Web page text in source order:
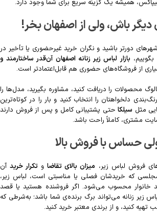
همیشه یک گزینه سریع برای شما وجود دارد.
باش، ولی از اصفهان بخر!
دورتر باشید و نگران خرید غیرحضوری یا تأخیر در
بازار لباس زیر زنانه اصفهان آن‌قدر ساختارمند و
از فروشگاه‌های حضوری هم قابل‌اعتمادتر است.
محصولات را دریافت کنید، مشاوره بگیرید، مدل‌ها را
دلخواهتان را انتخاب کنید و بار را در کوتاه‌ترین
مثل سیلکاحتی پشتیبانی کامل و پس از فروش دارند
مشتری، کاملاً راحت باشد.
حساس با فروش بالا
فروش لباس زیر، میزان بالای تقاضاو تکرار خریدآن
که خریدشان فصلی یا مناسبتی است، لباس زیر،
خانوار محسوب می‌شود. اگر فروشنده هستید یا قصد
زیر زنانه می‌تواند برگ برنده‌ی شما باشد؛ به‌شرطی که
کنید، و از برندی معتبر خرید کنید.